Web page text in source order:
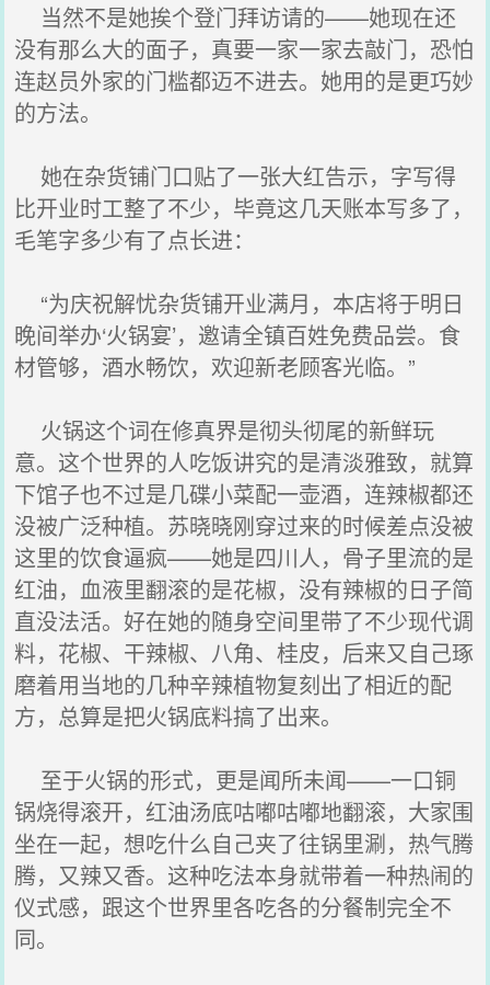
当然不是她挨个登门拜访请的——她现在还
没有那么大的面子，真要一家一家去敲门，恐怕
连赵员外家的门槛都迈不进去。她用的是更巧妙
的方法。
她在杂货铺门口贴了一张大红告示，字写得
比开业时工整了不少，毕竟这几天账本写多了，
毛笔字多少有了点长进：
“为庆祝解忧杂货铺开业满月，本店将于明日
晚间举办‘火锅宴’，邀请全镇百姓免费品尝。食
材管够，酒水畅饮，欢迎新老顾客光临。”
火锅这个词在修真界是彻头彻尾的新鲜玩
意。这个世界的人吃饭讲究的是清淡雅致，就算
下馆子也不过是几碟小菜配一壶酒，连辣椒都还
没被广泛种植。苏晓晓刚穿过来的时候差点没被
这里的饮食逼疯——她是四川人，骨子里流的是
红油，血液里翻滚的是花椒，没有辣椒的日子简
直没法活。好在她的随身空间里带了不少现代调
料，花椒、干辣椒、八角、桂皮，后来又自己琢
磨着用当地的几种辛辣植物复刻出了相近的配
方，总算是把火锅底料搞了出来。
至于火锅的形式，更是闻所未闻——一口铜
锅烧得滚开，红油汤底咕嘟咕嘟地翻滚，大家围
坐在一起，想吃什么自己夹了往锅里涮，热气腾
腾，又辣又香。这种吃法本身就带着一种热闹的
仪式感，跟这个世界里各吃各的分餐制完全不
同。